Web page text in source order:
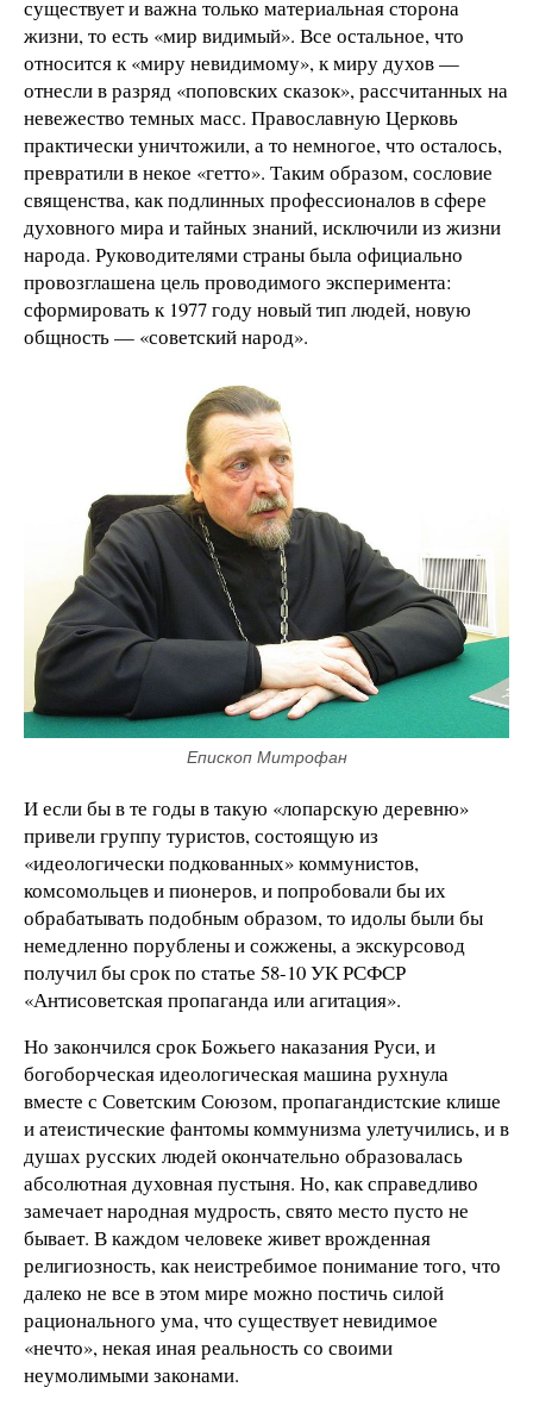
существует и важна только материальная сторона
жизни, то есть «мир видимый». Все остальное, что
относится к «миру невидимому», к миру духов —
отнесли в разряд «поповских сказок», рассчитанных на
невежество темных масс. Православную Церковь
практически уничтожили, а то немногое, что осталось,
превратили в некое «гетто». Таким образом, сословие
священства, как подлинных профессионалов в сфере
духовного мира и тайных знаний, исключили из жизни
народа. Руководителями страны была официально
провозглашена цель проводимого эксперимента:
сформировать к 1977 году новый тип людей, новую
общность — «советский народ».
Епископ Митрофан
И если бы в те годы в такую «лопарскую деревню»
привели группу туристов, состоящую из
«идеологически подкованных» коммунистов,
комсомольцев и пионеров, и попробовали бы их
обрабатывать подобным образом, то идолы были бы
немедленно порублены и сожжены, а экскурсовод
получил бы срок по статье 58-10 УК РСФСР
«Антисоветская пропаганда или агитация».
Но закончился срок Божьего наказания Руси, и
богоборческая идеологическая машина рухнула
вместе с Советским Союзом, пропагандистские клише
и атеистические фантомы коммунизма улетучились, и в
душах русских людей окончательно образовалась
абсолютная духовная пустыня. Но, как справедливо
замечает народная мудрость, свято место пусто не
бывает. В каждом человеке живет врожденная
религиозность, как неистребимое понимание того, что
далеко не все в этом мире можно постичь силой
рационального ума, что существует невидимое
«нечто», некая иная реальность со своими
неумолимыми законами.